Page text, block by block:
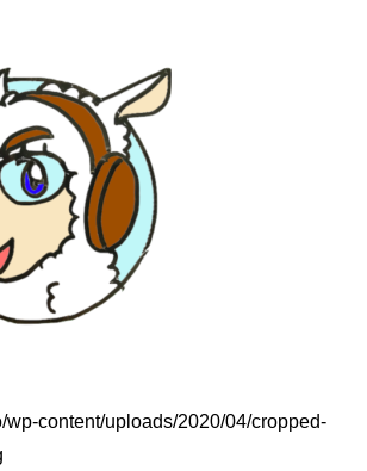
wp-content/uploads/2020/04/cropped-